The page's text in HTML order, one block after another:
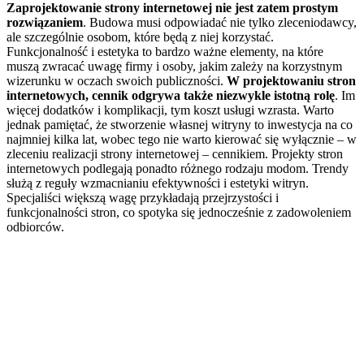
Zaprojektowanie strony internetowej nie jest zatem prostym
rozwiązaniem. Budowa musi odpowiadać nie tylko zleceniodawcy,
ale szczególnie osobom, które będą z niej korzystać.
Funkcjonalność i estetyka to bardzo ważne elementy, na które
muszą zwracać uwagę firmy i osoby, jakim zależy na korzystnym
wizerunku w oczach swoich publiczności. W projektowaniu stron
internetowych, cennik odgrywa także niezwykle istotną rolę. Im
więcej dodatków i komplikacji, tym koszt usługi wzrasta. Warto
jednak pamiętać, że stworzenie własnej witryny to inwestycja na co
najmniej kilka lat, wobec tego nie warto kierować się wyłącznie – w
zleceniu realizacji strony internetowej – cennikiem. Projekty stron
internetowych podlegają ponadto różnego rodzaju modom. Trendy
służą z reguły wzmacnianiu efektywności i estetyki witryn.
Specjaliści większą wagę przykładają przejrzystości i
funkcjonalności stron, co spotyka się jednocześnie z zadowoleniem
odbiorców.